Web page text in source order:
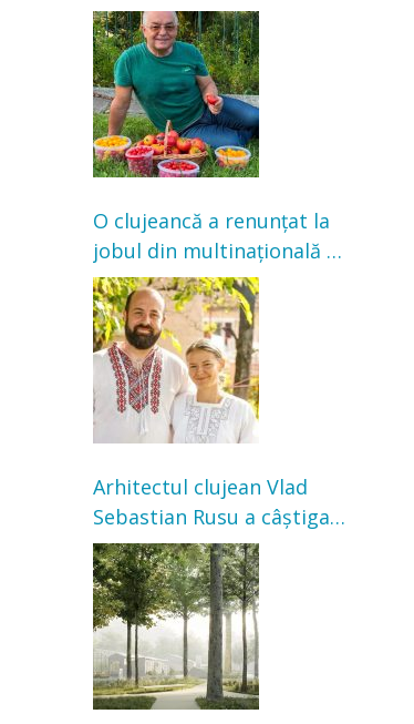
grădină: „Niciun magazin
nu poate oferi această
satisfacție”
O clujeancă a renunțat la
jobul din multinațională și
s-a mutat la țară. Acum
cultivă legume în grădina
bunicilor
Arhitectul clujean Vlad
Sebastian Rusu a câștigat
concursul pentru
transformarea Grădinii
Casei Universitarilor